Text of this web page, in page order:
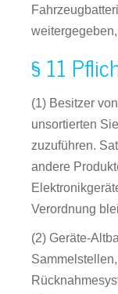
§ 11
(1) Besitzer
unsortierten
zuzuführen.
andere
Verordnung
(2) Geräte-